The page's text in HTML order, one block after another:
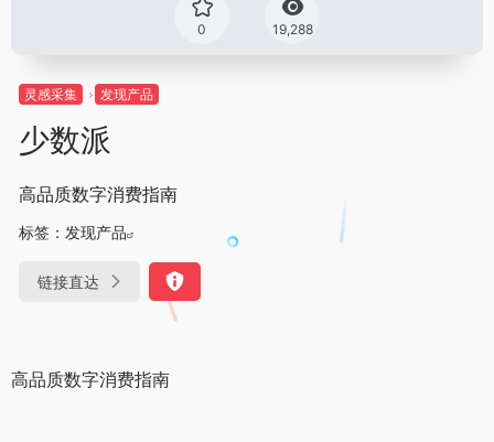
0 19,288
灵感采集 发现产品
少数派
高品质数字消费指南
标签： 发现产品
链接直达
高品质数字消费指南